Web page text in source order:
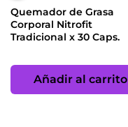
Quemador de Grasa
Corporal Nitrofit
Tradicional x 30 Caps.
Añadir al carrito